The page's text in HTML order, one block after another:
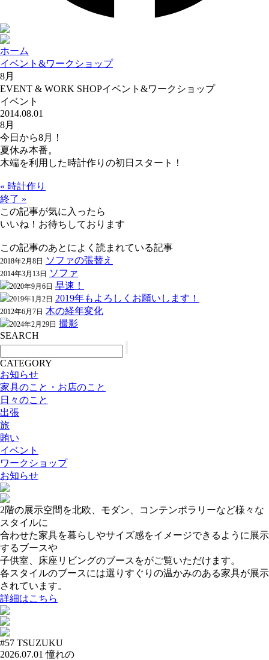
ホーム
イベント&ワークショップ
8月
EVENT & WORK SHOPイベント&ワークショップ
イベント
2014.08.01
8月
今日から8月！
夏休み本番。
木端を利用した時計作りの初日スタート！
« 時計作り
終了 »
この記事が気に入ったら
いいね！お待ちしております
この記事のあとによく読まれている記事
2018年2月8日 ソファの張替え
2014年3月13日 ソファ
2020年9月6日 早速！
2019年1月2日 2019年もよろしくお願いします！
2012年6月7日 木の経年変化
2024年2月29日 撮影
SEARCH
CATEGORY
お知らせ
家具のこと・お店のこと
日々のこと
出張
旅
賄い
イベント
ワークショップ
お知らせ
2階の展示空間を北欧、モダン、コンテンポラリーなど様々な
スタイルに
合わせた家具を暮らしやサイズ感をイメージできるように展示
するブースや
子供室、床座リビングのブースをがご覧いただけます。
各スタイルのブースには選りすぐりの温かみのある家具が展示
されています。
詳細はこちら
#57 TSUZUKU
2026.07.01 憧れの